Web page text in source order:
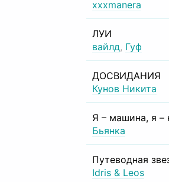
xxxmanera
ЛУИ
вайлд, Гуф
ДОСВИДАНИЯ
Кунов Никита
Я – машина, я –
Бьянка
Путеводная
Idris & Leos